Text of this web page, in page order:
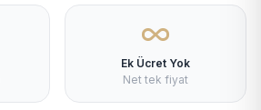
Ek Ücret Yok
Net tek fiyat